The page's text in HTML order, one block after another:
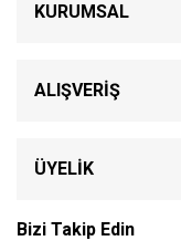
KURUMSAL
ALIŞVERİŞ
ÜYELİK
Bizi Takip Edin